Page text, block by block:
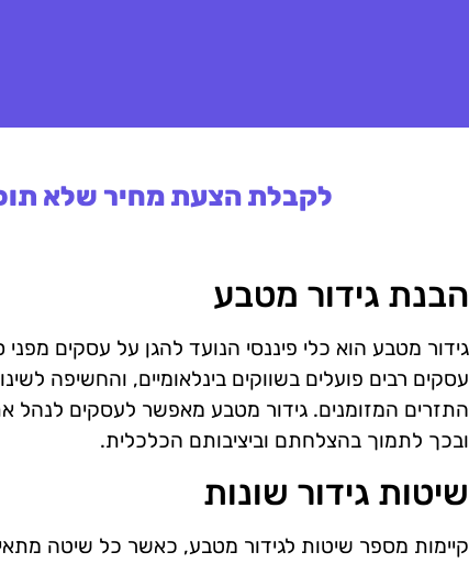
לקבלת הצעת מחיר שלא
הבנת גידור מטבע
גידור מטבע הוא כלי פיננסי הנועד להגן על עסקים
עסקים רבים פועלים בשווקים בינלאומיים, והחשיפה
התזרים המזומנים. גידור מטבע מאפשר לעסקים לנהל
ובכך לתמוך בהצלחתם וביציבותם הכלכלית.
שיטות גידור שונות
קיימות מספר שיטות לגידור מטבע, כאשר כל שיטה